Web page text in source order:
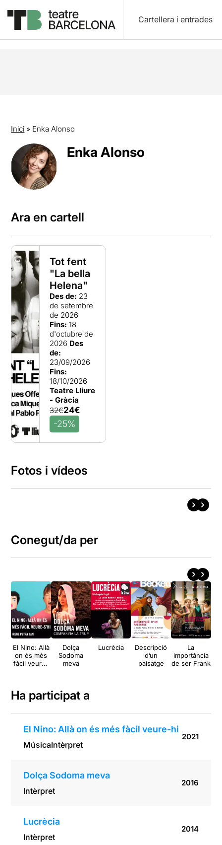
Cartellera i entrades
Inici » Enka Alonso
Enka Alonso
Ara en cartell
Tot fent
"La bella
Helena"
Des de: 23
de setembre
de 2026
Fins: 18
d'octubre de
2026 Des
de:
23/09/2026
Fins:
18/10/2026
Teatre Lliure
- Gràcia
32€24€
-25%
Fotos i vídeos
Conegut/da per
El Nino: Allà
on és més
fàcil veure-
Dolça
Sodoma
meva
Lucrècia
Descripció
d’un
paisatge
La
importància
de ser Frank
Ha participat a
El Nino: Allà on és més fàcil veure-hi
MúsicaIntèrpret
2021
Dolça Sodoma meva
Intèrpret
2016
Lucrècia
Intèrpret
2014